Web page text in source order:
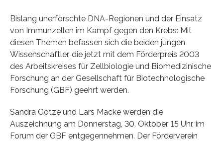
Bislang unerforschte DNA-Regionen und der Einsatz
von Immunzellen im Kampf gegen den Krebs: Mit
diesen Themen befassen sich die beiden jungen
Wissenschaftler, die jetzt mit dem Förderpreis 2003
des Arbeitskreises für Zellbiologie und Biomedizinische
Forschung an der Gesellschaft für Biotechnologische
Forschung (GBF) geehrt werden.
Sandra Götze und Lars Macke werden die
Auszeichnung am Donnerstag, 30. Oktober, 15 Uhr, im
Forum der GBF entgegennehmen. Der Förderverein